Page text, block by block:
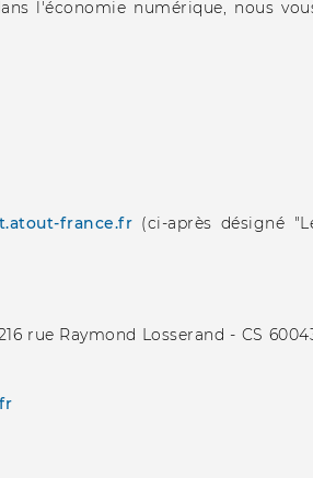
l'économie numérique, nous
france.fr (ci-après désigné
rue Raymond Losserand - CS